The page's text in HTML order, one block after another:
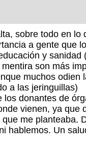
sobre todo en lo
a gente que
y sanidad
son más
muchos odien
a las jeringuillas)
los donantes de
vienen, ya que
me planteaba.
hablemos. Un